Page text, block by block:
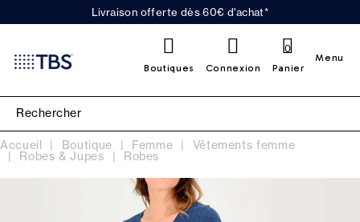
Livraison offerte dès 60€ d'achat*
Boutiques Connexion Panier
0
Menu
Accueil Boutique Femme Vêtements femme
Robes & Jupes Robes